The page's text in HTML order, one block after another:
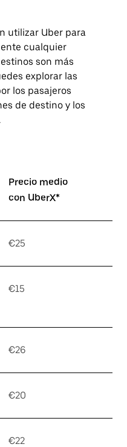
utilizar Uber para
cualquier
son más
explorar las
los pasajeros
de destino y los
Precio medio
con UberX*
€25
€15
€26
€20
€22